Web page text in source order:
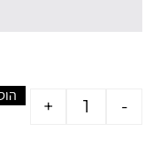
-
+